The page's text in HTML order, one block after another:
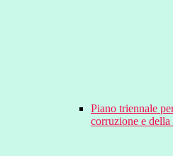
Piano triennale
corruzione e della